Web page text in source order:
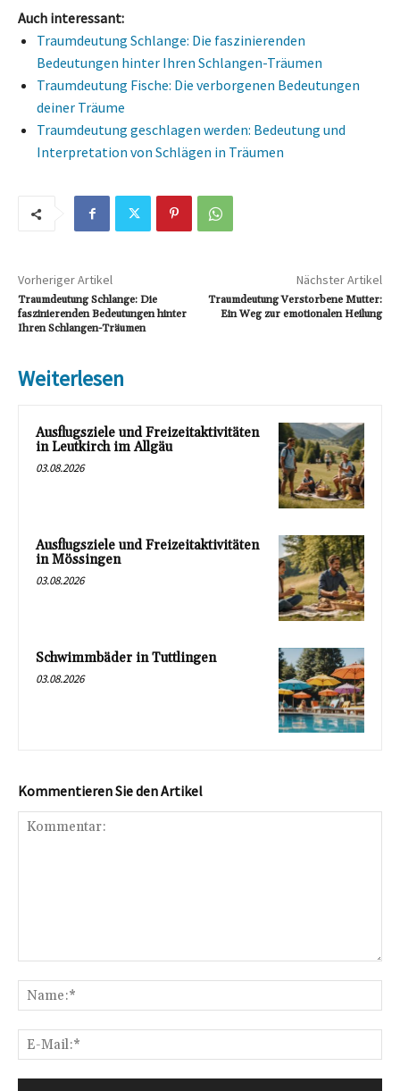
Auch interessant:
Traumdeutung Schlange: Die faszinierenden
Bedeutungen hinter Ihren Schlangen-Träumen
Traumdeutung Fische: Die verborgenen Bedeutungen
deiner Träume
Traumdeutung geschlagen werden: Bedeutung und
Interpretation von Schlägen in Träumen
Vorheriger Artikel
Traumdeutung Schlange: Die
faszinierenden Bedeutungen hinter
Ihren Schlangen-Träumen
Nächster Artikel
Traumdeutung Verstorbene Mutter:
Ein Weg zur emotionalen Heilung
Weiterlesen
Ausflugsziele und Freizeitaktivitäten
in Leutkirch im Allgäu
03.08.2026
Ausflugsziele und Freizeitaktivitäten
in Mössingen
03.08.2026
Schwimmbäder in Tuttlingen
03.08.2026
Kommentieren Sie den Artikel